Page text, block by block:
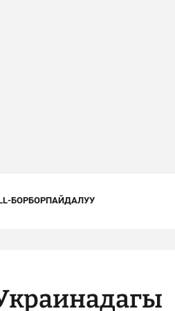
БОРБОРПАЙДАЛУУ